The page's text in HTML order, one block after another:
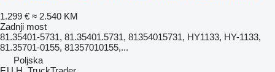
1.299 € ≈ 2.540 KM
Zadnji most
81.35401-5731, 81.35401.5731, 81354015731, HY1133, HY-1133,
81.35701-0155, 81357010155,...
Poljska